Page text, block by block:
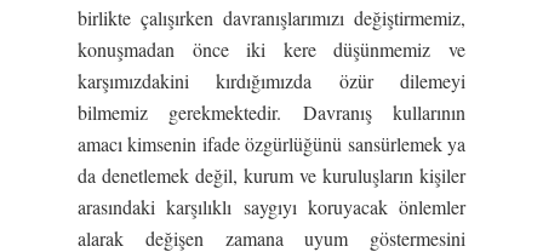
birlikte çalışırken davranışlarımızı değiştirmemiz,
konuşmadan önce iki kere düşünmemiz ve
karşımızdakini kırdığımızda özür dilemeyi
bilmemiz gerekmektedir. Davranış kullarının
amacı kimsenin ifade özgürlüğünü sansürlemek ya
da denetlemek değil, kurum ve kuruluşların kişiler
arasındaki karşılıklı saygıyı koruyacak önlemler
alarak değişen zamana uyum göstermesini